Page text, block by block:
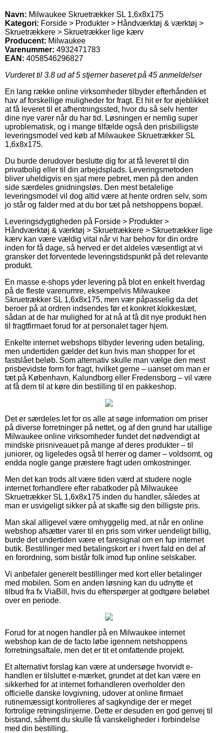
Navn: Milwaukee Skruetrækker SL 1,6x8x175
Kategori: Forside > Produkter > Håndværktøj & værktøj >
Skruetrækkere > Skruetrækker lige kærv
Producent: Milwaukee
Varenummer: 4932471783
EAN: 4058546296827
Vurderet til 3.8 ud af 5 stjerner baseret på 45 anmeldelser
En lang række online virksomheder tilbyder efterhånden et
hav af forskellige muligheder for fragt. Et hit er for øjeblikket
at få leveret til et afhentningssted, hvor du så selv henter
dine nye varer når du har tid. Løsningen er nemlig super
uproblematisk, og i mange tilfælde også den prisbilligste
leveringsmodel ved køb af Milwaukee Skruetrækker SL
1,6x8x175.
Du burde derudover beslutte dig for at få leveret til din
privatbolig eller til din arbejdsplads. Leveringsmetoden
bliver uheldigvis en sjat mere pebret, men på den anden
side særdeles gnidningsløs. Den mest betalelige
leveringsmodel vil dog altid være at hente ordren selv, som
jo står og falder med at du bor tæt på netshoppens bopæl.
Leveringsdygtigheden på Forside > Produkter >
Håndværktøj & værktøj > Skruetrækkere > Skruetrækker lige
kærv kan være vældig vital når vi har behov for din ordre
inden for få dage, så herved er det aldeles væsentligt at vi
gransker det forventede leveringstidspunkt på det relevante
produkt.
En masse e-shops yder levering på blot en enkelt hverdag
på de fleste varenumre, eksempelvis Milwaukee
Skruetrækker SL 1,6x8x175, men vær påpasselig da det
beroer på at ordren indsendes før et konkret klokkeslæt,
sådan at de har mulighed for at nå at få dit nye produkt hen
til fragtfirmaet forud for at personalet tager hjem.
Enkelte internet webshops tilbyder levering uden betaling,
men undertiden gælder det kun hvis man shopper for et
fastslået beløb. Som alternativ skulle man vælge den mest
prisbevidste form for fragt, hvilket gerne – uanset om man er
tæt på København, Kalundborg eller Fredensborg – vil være
at få dem til at køre din bestilling til en pakkeshop.
Det er særdeles let for os alle at søge information om priser
på diverse forretninger på nettet, og af den grund har utallige
Milwaukee online virksomheder fundet det nødvendigt at
mindske prisniveauet på mange af deres produkter – til
juniorer, og ligeledes også til herrer og damer – voldsomt, og
endda nogle gange præstere fragt uden omkostninger.
Men det kan trods alt være tiden værd at studere nogle
internet forhandlere efter rabatkoder på Milwaukee
Skruetrækker SL 1,6x8x175 inden du handler, således at
man er usvigeligt sikker på at skaffe sig den billigste pris.
Man skal alligevel være omhyggelig med, at når en online
webshop afsætter varer til en pris som virker uendeligt billig,
burde det undertiden være et faresignal om en fup internet
butik. Bestillinger med betalingskort er i hvert fald en del af
en forordning, som bistår folk imod fup online selskaber.
Vi anbefaler generelt bestillinger med kort eller betalinger
med mobilen. Som en anden løsning kan du udnytte et
tilbud fra fx ViaBill, hvis du efterspørger at godtgøre beløbet
over en periode.
Forud for at nogen handler på en Milwaukee internet
webshop kan de de facto løbe igennem netshoppens
forretningsaftale, men det er tit et omfattende projekt.
Et alternativt forslag kan være at undersøge hvorvidt e-
handlen er tilsluttet e-mærket, grundet at det kan være en
sikkerhed for at internet forhandleren overholder den
officielle danske lovgivning, udover at online firmaet
rutinemæssigt kontrolleres af sagkyndige der er meget
fortrolige retningslinjerne. Dette er desuden en god genvej til
bistand, såfremt du skulle få vanskeligheder i forbindelse
med din bestilling.